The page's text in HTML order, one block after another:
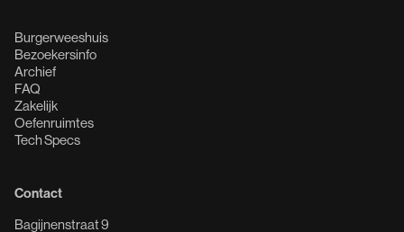
Burgerweeshuis
Bezoekersinfo
Archief
FAQ
Zakelijk
Oefenruimtes
Tech Specs
Contact
Bagijnenstraat 9